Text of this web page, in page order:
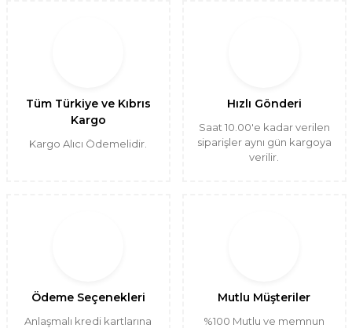
Tüm Türkiye ve Kıbrıs
Kargo
Kargo Alıcı Ödemelidir.
Hızlı Gönderi
Saat 10.00'e kadar verilen
siparişler aynı gün kargoya
verilir.
Ödeme Seçenekleri
Anlaşmalı kredi kartlarına
Mutlu Müşteriler
%100 Mutlu ve memnun